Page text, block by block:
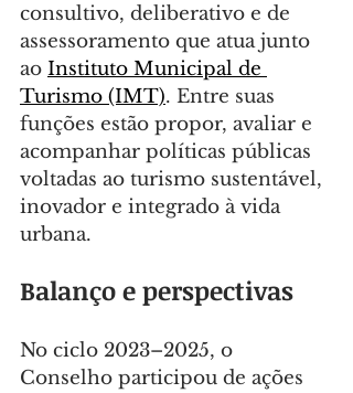
consultivo, deliberativo e de
assessoramento que atua junto
ao Instituto Municipal de
Turismo (IMT). Entre suas
funções estão propor, avaliar e
acompanhar políticas públicas
voltadas ao turismo sustentável,
inovador e integrado à vida
urbana.
Balanço e perspectivas
No ciclo 2023–2025, o
Conselho participou de ações